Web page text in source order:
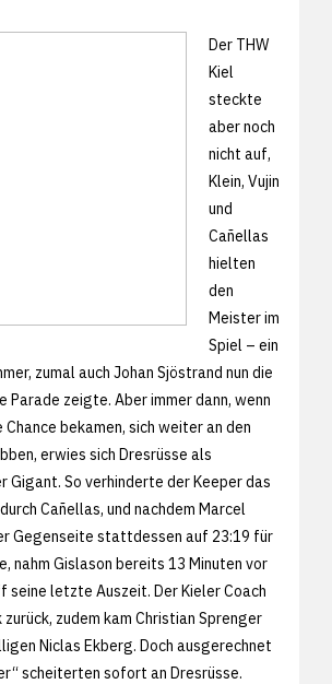
Der THW
Kiel
steckte
aber noch
nicht auf,
Klein, Vujin
und
Cañellas
hielten
den
Meister im
Spiel – ein
zumal auch Johan Sjöstrand nun die
Parade zeigte. Aber immer dann, wenn
Chance bekamen, sich weiter an den
erwies sich Dresrüsse als
Gigant. So verhinderte der Keeper das
Cañellas, und nachdem Marcel
Gegenseite stattdessen auf 23:19 für
nahm Gislason bereits 13 Minuten vor
seine letzte Auszeit. Der Kieler Coach
zudem kam Christian Sprenger
Niclas Ekberg. Doch ausgerechnet
scheiterten sofort an Dresrüsse.